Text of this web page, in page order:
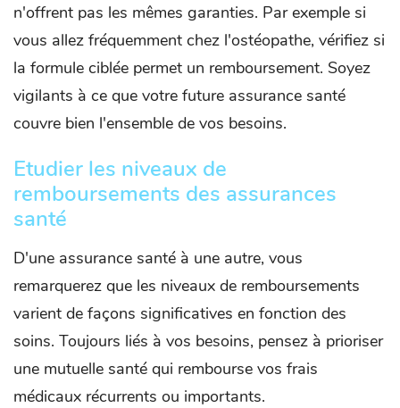
n'offrent pas les mêmes garanties. Par exemple si
vous allez fréquemment chez l'ostéopathe, vérifiez si
la formule ciblée permet un remboursement. Soyez
vigilants à ce que votre future assurance santé
couvre bien l'ensemble de vos besoins.
Etudier les niveaux de
remboursements des assurances
santé
D'une assurance santé à une autre, vous
remarquerez que les niveaux de remboursements
varient de façons significatives en fonction des
soins. Toujours liés à vos besoins, pensez à prioriser
une mutuelle santé qui rembourse vos frais
médicaux récurrents ou importants.